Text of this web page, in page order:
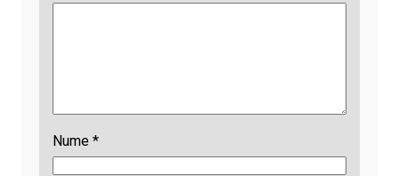
Nume *